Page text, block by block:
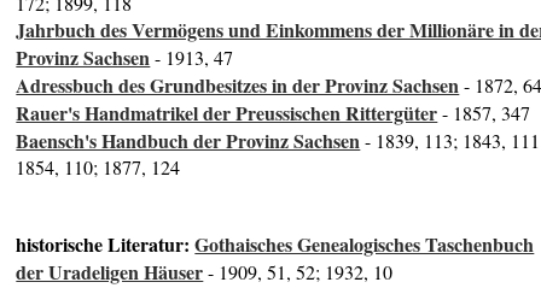
Jahrbuch des Vermögens und Einkommens der Millionäre in
Provinz Sachsen- 1913, 47
Adressbuch des Grundbesitzes in der Provinz Sachsen- 1872,
Rauer's Handmatrikel der Preussischen Rittergüter- 1857, 347
Baensch's Handbuch der Provinz Sachsen- 1839, 113; 1843,
1854, 110; 1877, 124
historische Literatur:Gothaisches Genealogisches Taschenbuch
der Uradeligen Häuser- 1909, 51, 52; 1932, 10